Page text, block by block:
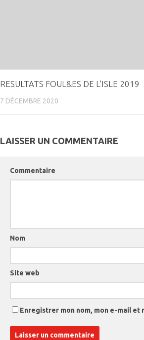
RESULTATS FOUL&ES DE L’ISLE 2019
7 DÉCEMBRE 2020
LAISSER UN COMMENTAIRE
Commentaire
Nom
Site web
Enregistrer mon nom, mon e-mail et